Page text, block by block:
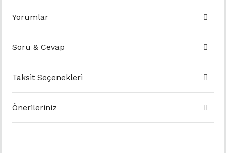
Yorumlar
Soru & Cevap
Taksit Seçenekleri
Önerileriniz